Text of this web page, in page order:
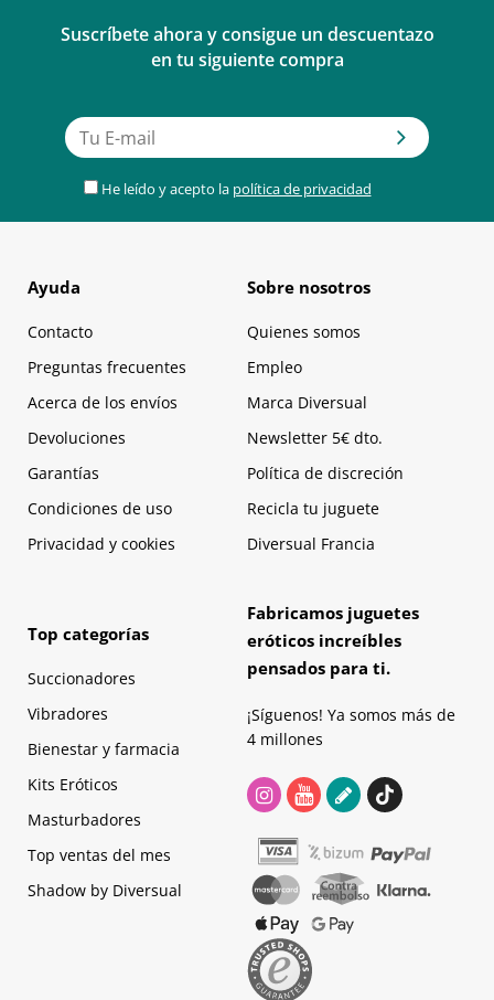
Suscríbete ahora y consigue un descuentazo
en tu siguiente compra
He leído y acepto la política de privacidad
Ayuda
Contacto
Preguntas frecuentes
Acerca de los envíos
Devoluciones
Garantías
Condiciones de uso
Privacidad y cookies
Sobre nosotros
Quienes somos
Empleo
Marca Diversual
Newsletter 5€ dto.
Política de discreción
Recicla tu juguete
Diversual Francia
Top categorías
Succionadores
Vibradores
Bienestar y farmacia
Kits Eróticos
Masturbadores
Top ventas del mes
Shadow by Diversual
Fabricamos juguetes
eróticos increíbles
pensados para ti.
¡Síguenos! Ya somos más de
4 millones